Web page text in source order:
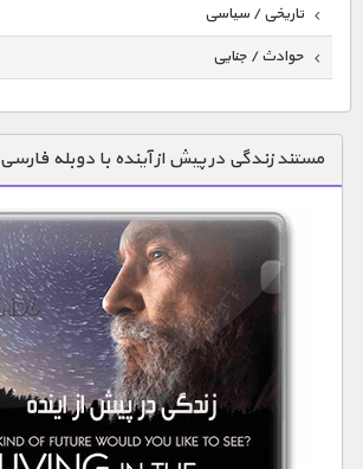
تاریخی / سیاسی
حوادث / جنایی
دنیای خوراکی ها
زمین شناسی / محیط زیست
سازه/ معماری/ مهندسی
سرگرمی
شناخت کودکان
علم و فناوری
فرهنگ / هنر
مستند زندگی در پیش از آینده با دوبله فارسی